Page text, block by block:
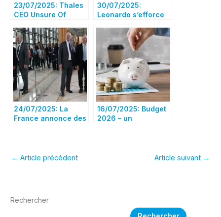
23/07/2025: Thales
CEO Unsure Of
Talks Outcome
30/07/2025:
Leonardo s’efforce
géant spatial avec
Airbus et Thales,
selon son PDG
24/07/2025: La
France annonce des
européenne des
16/07/2025: Budget
2026 – un
← Article précédent Article suivant →
Rechercher